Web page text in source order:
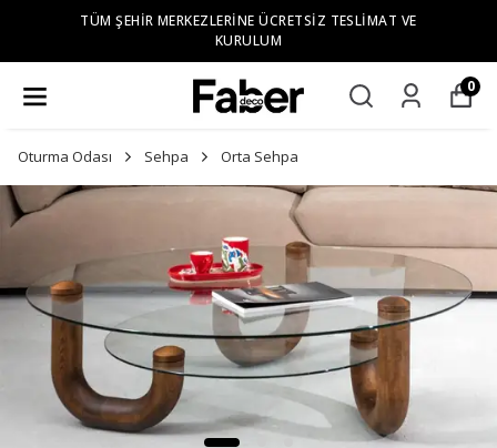
TÜM ŞEHIR MERKEZLERINE ÜCRETSIZ TESLIMAT VE
KURULUM
0
Oturma Odası Sehpa Orta Sehpa